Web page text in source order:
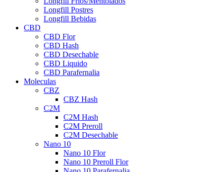
Longfill Postres
Longfill Bebidas
CBD
CBD Flor
CBD Hash
CBD Desechable
CBD Liquido
CBD Parafernalia
Moleculas
CBZ
CBZ Hash
C2M
C2M Hash
C2M Preroll
C2M Desechable
Nano 10
Nano 10 Flor
Nano 10 Preroll Flor